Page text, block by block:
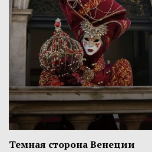
Темная сторона Венеции